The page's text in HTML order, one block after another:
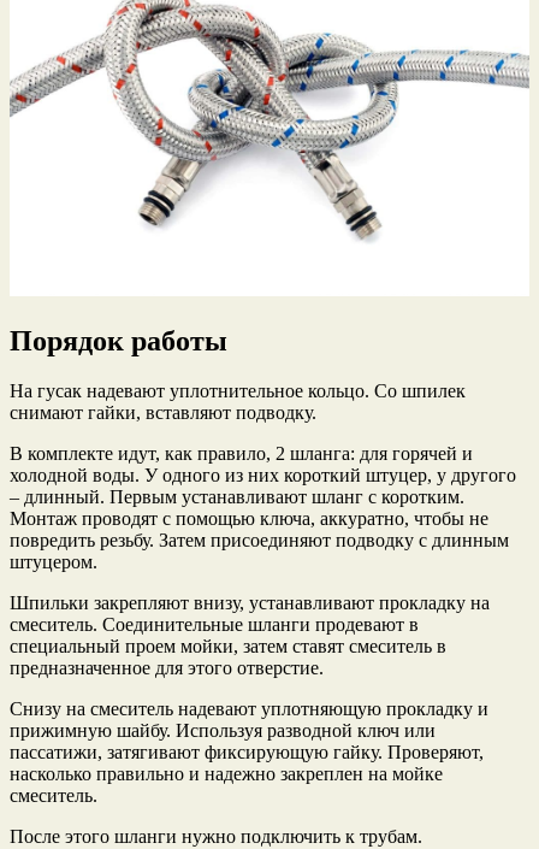
Порядок работы
На гусак надевают уплотнительное кольцо. Со шпилек
снимают гайки, вставляют подводку.
В комплекте идут, как правило, 2 шланга: для горячей и
холодной воды. У одного из них короткий штуцер, у другого
– длинный. Первым устанавливают шланг с коротким.
Монтаж проводят с помощью ключа, аккуратно, чтобы не
повредить резьбу. Затем присоединяют подводку с длинным
штуцером.
Шпильки закрепляют внизу, устанавливают прокладку на
смеситель. Соединительные шланги продевают в
специальный проем мойки, затем ставят смеситель в
предназначенное для этого отверстие.
Снизу на смеситель надевают уплотняющую прокладку и
прижимную шайбу. Используя разводной ключ или
пассатижи, затягивают фиксирующую гайку. Проверяют,
насколько правильно и надежно закреплен на мойке
смеситель.
После этого шланги нужно подключить к трубам.